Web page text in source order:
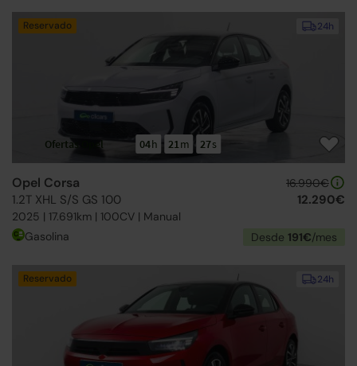
24h
Reservado
Ofertas Opel 04h 21m 26s
Opel Corsa
1.2T XHL S/S GS 100
2025 | 17.691km | 100CV | Manual
16.990€
12.290€
Gasolina Desde 191€/mes
24h
Reservado